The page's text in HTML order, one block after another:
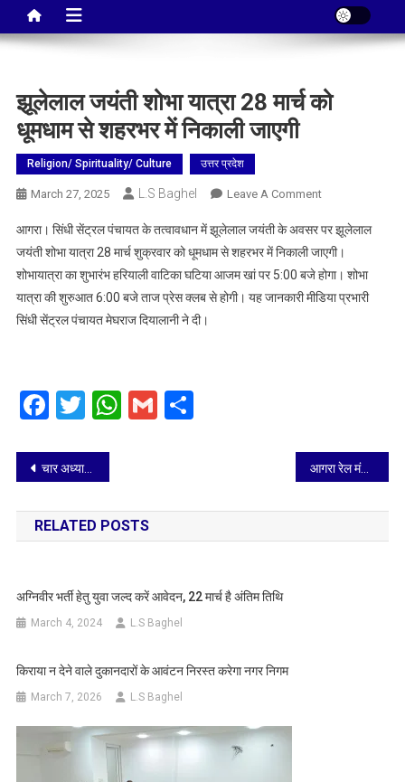
झूलेलाल जयंती शोभा यात्रा 28 मार्च को
धूमधाम से शहरभर में निकाली जाएगी
Religion/ Spirituality/ Culture उत्तर प्रदेश
March 27, 2025 L.S Baghel Leave A CommentOn
जयंती
शोभा
यात्रा
28
जाएगी
आगरा। सिंधी सेंट्रल पंचायत के तत्वावधान में झूलेलाल जयंती के अवसर पर झूलेलाल
जयंती शोभा यात्रा 28 मार्च शुक्रवार को धूमधाम से शहरभर में निकाली जाएगी।
शोभायात्रा का शुभारंभ हरियाली वाटिका घटिया आजम खां पर 5:00 बजे होगा। शोभा
यात्रा की शुरुआत 6:00 बजे ताज प्रेस क्लब से होगी। यह जानकारी मीडिया प्रभारी
सिंधी सेंट्रल पंचायत मेघराज दियालानी ने दी।
Facebook
Twitter
WhatsApp
GmailShare
Post
navigation
चार अध्यापकों क़ा टी एल एम एवं नवाचार हेतु जिले पर प्रतिभाग करने हेतु चयन किया गया आगरा रेल मंडल निरन्तर प्रगति के पथ पर अग्रणी
RELATED POSTS
अग्निवीर भर्ती हेतु युवा जल्द करें आवेदन, 22 मार्च है अंतिम तिथि
March 4, 2024 L.S Baghel
किराया न देने वाले दुकानदारों के आवंटन निरस्त करेगा नगर निगम
March 7, 2026 L.S Baghel